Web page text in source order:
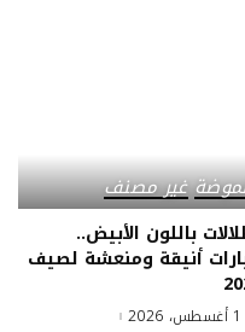
غير مصنف
باللون الأبيض..
أنيقة ومنعشة لصيف
1 أغسطس، 2026